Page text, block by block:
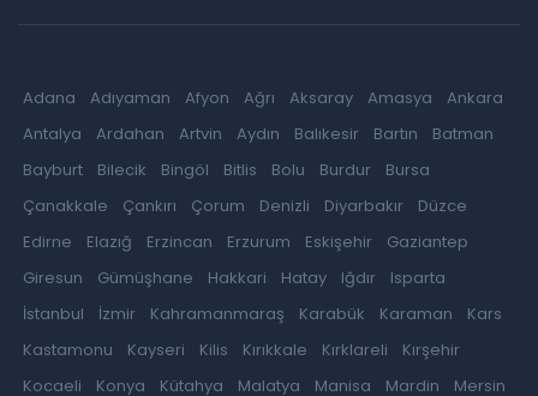
Adana Adıyaman Afyon Ağrı Aksaray Amasya
Ankara
Antalya
Ardahan Artvin Aydın Balıkesir Bartın
Batman
Bayburt
Bilecik Bingöl Bitlis Bolu Burdur
Bursa
Çanakkale
Çankırı Çorum Denizli Diyarbakır
Düzce
Edirne
Elazığ Erzincan Erzurum Eskişehir
Gaziantep
Giresun
Gümüşhane Hakkari Hatay Iğdır
Isparta
İstanbul
İzmir Kahramanmaraş Karabük Karaman
Kars
Kastamonu
Kayseri Kilis Kırıkkale Kırklareli
Kırşehir
Kocaeli
Konya Kütahya Malatya Manisa Mardin Mersin